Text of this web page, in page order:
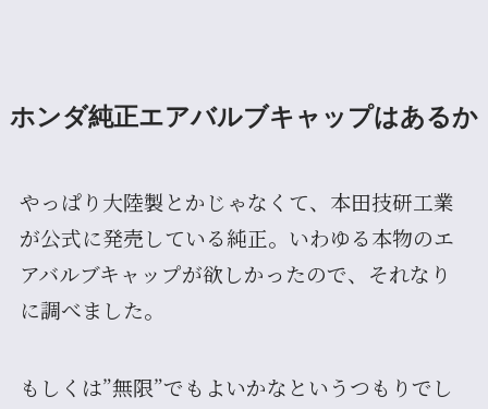
ホンダ純正エアバルブキャップはあるか
やっぱり大陸製とかじゃなくて、本田技研工業
が公式に発売している純正。いわゆる本物のエ
アバルブキャップが欲しかったので、それなり
に調べました。
もしくは”無限”でもよいかなというつもりでし